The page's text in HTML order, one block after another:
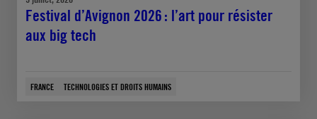
Festival d’Avignon 2026 : l’art pour résister
aux big tech
FRANCE TECHNOLOGIES ET DROITS HUMAINS